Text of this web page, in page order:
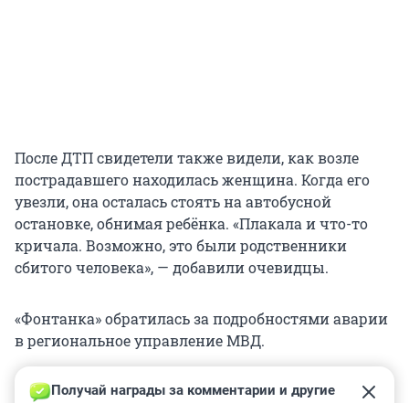
После ДТП свидетели также видели, как возле
пострадавшего находилась женщина. Когда его
увезли, она осталась стоять на автобусной
остановке, обнимая ребёнка. «Плакала и что-то
кричала. Возможно, это были родственники
сбитого человека», — добавили очевидцы.
«Фонтанка» обратилась за подробностями аварии
в региональное управление МВД.
Получай награды за комментарии и другие